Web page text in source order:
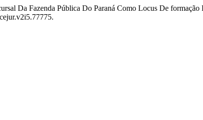
Da Fazenda Pública Do Paraná Como Locus De